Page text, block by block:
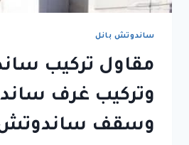
ساندوتش بانل
مقاول تركيب
وتركيب غرف
وسقف ساندوتش